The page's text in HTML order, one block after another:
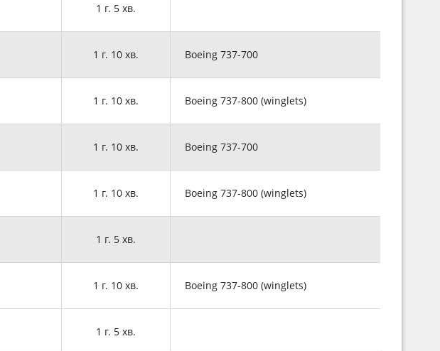
1 г. 5 хв.
1 г. 10 хв. Boeing 737-700
1 г. 10 хв. Boeing 737-800 (winglets)
1 г. 10 хв. Boeing 737-700
1 г. 10 хв. Boeing 737-800 (winglets)
1 г. 5 хв.
1 г. 10 хв. Boeing 737-800 (winglets)
1 г. 5 хв.